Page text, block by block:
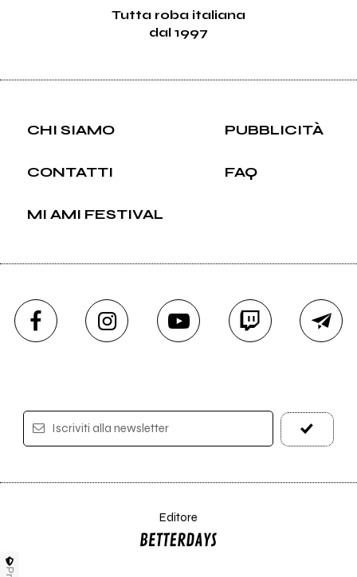
Tutta roba italiana
dal 1997
CHI SIAMO PUBBLICITÀ
CONTATTI FAQ
MI AMI FESTIVAL
Iscriviti alla newsletter
Editore